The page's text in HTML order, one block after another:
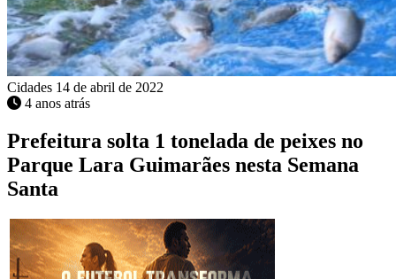
Cidades 14 de abril de 2022
4 anos atrás
Prefeitura solta 1 tonelada de peixes no
Parque Lara Guimarães nesta Semana
Santa